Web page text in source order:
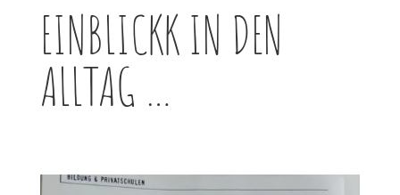
EINBLICKK IN DEN
ALLTAG …